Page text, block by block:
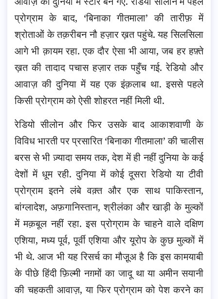
प्रोग्राम के बाद, ‘बिनाका गीतमाला’ की तारीफ़ में
श्रोताओं के तक़रीबन नौ हज़ार ख़त पहुंचे. यह सिलसिला
आगे भी क़ायम रहा. एक दौर ऐसा भी आया, जब हर हफ़्ते
ख़त की तादाद पचास हज़ार तक पहुँच गई. रेडियो और
आवाज़ की दुनिया में यह एक इंक़लाब था. इससे पहले
किसी प्रोग्राम को ऐसी शोहरत नहीं मिली थी.
रेडियो सीलोन और फिर उसके बाद आकाशवाणी के
विविध भारती पर प्रसारित ‘बिनाका गीतमाला’ की चालीस
बरस से भी ज़्यादा समय तक, देश में ही नहीं दुनिया के कई
देशों में धूम रही. दुनिया में कोई दूसरा रेडियो या टीवी
प्रोग्राम इतने लंबे वक़्त और एक साथ पाकिस्तान,
बांग्लादेश, अफ़गानिस्तान, श्रीलंका और खाड़ी के मुल्कों
में मक़बूल नहीं रहा. इस प्रोग्राम के चाहने वाले दक्षिण
एशिया, मध्य पूर्व, पूर्वी एशिया और यूरोप के कुछ मुल्कों में
भी थे. आज भी यह रिसर्च का मौजू़अ है कि इस कामयाबी
के पीछे हिंदी फ़िल्मी नग़मों का जादू था या अमीन सयानी
की चहकती आवाज़, या फिर प्रोग्राम को पेश करने का